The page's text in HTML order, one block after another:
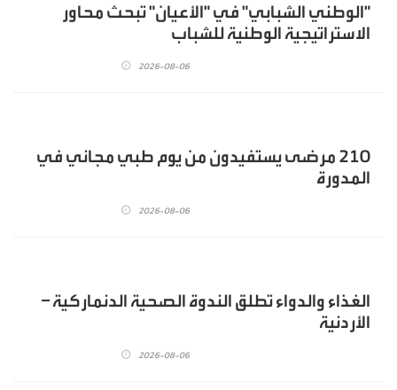
"الوطني الشبابي" في "الأعيان" تبحث محاور
الاستراتيجية الوطنية للشباب
2026-08-06
210 مرضى يستفيدون من يوم طبي مجاني في
المدورة
2026-08-06
الغذاء والدواء تطلق الندوة الصحية الدنماركية –
الأردنية
2026-08-06